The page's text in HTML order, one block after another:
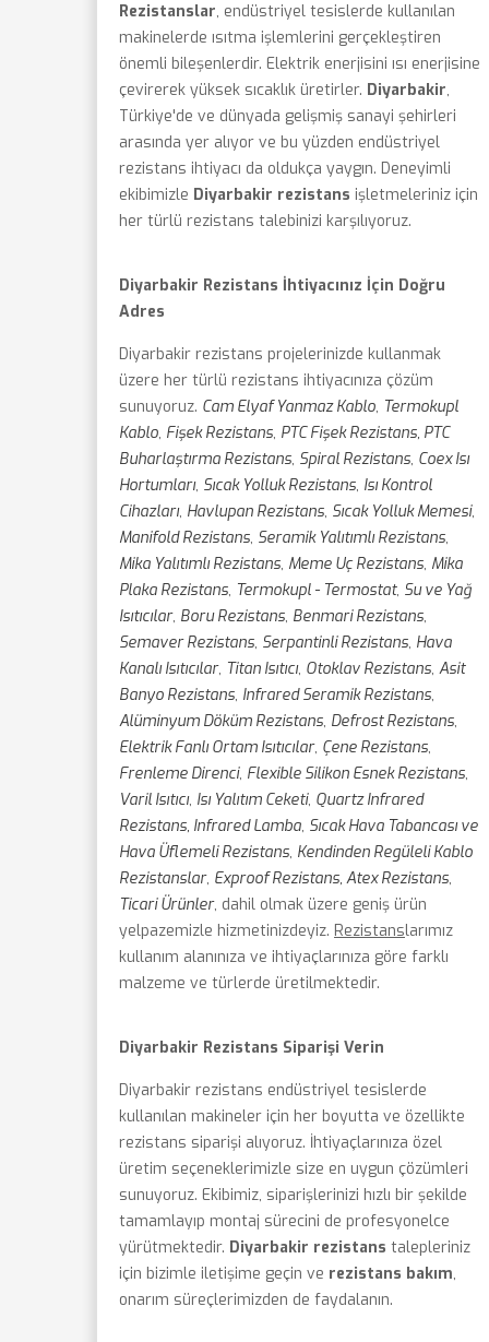
Rezistanslar, endüstriyel tesislerde kullanılan
makinelerde ısıtma işlemlerini gerçekleştiren
önemli bileşenlerdir. Elektrik enerjisini ısı enerjisine
çevirerek yüksek sıcaklık üretirler. Diyarbakir,
Türkiye'de ve dünyada gelişmiş sanayi şehirleri
arasında yer alıyor ve bu yüzden endüstriyel
rezistans ihtiyacı da oldukça yaygın. Deneyimli
ekibimizle Diyarbakir rezistans işletmeleriniz için
her türlü rezistans talebinizi karşılıyoruz.
Diyarbakir Rezistans İhtiyacınız İçin Doğru
Adres
Diyarbakir rezistans projelerinizde kullanmak
üzere her türlü rezistans ihtiyacınıza çözüm
sunuyoruz. Cam Elyaf Yanmaz Kablo, Termokupl
Kablo, Fişek Rezistans, PTC Fişek Rezistans, PTC
Buharlaştırma Rezistans, Spiral Rezistans, Coex Isı
Hortumları, Sıcak Yolluk Rezistans, Isı Kontrol
Cihazları, Havlupan Rezistans, Sıcak Yolluk Memesi,
Manifold Rezistans, Seramik Yalıtımlı Rezistans,
Mika Yalıtımlı Rezistans, Meme Uç Rezistans, Mika
Plaka Rezistans, Termokupl - Termostat, Su ve Yağ
Isıtıcılar, Boru Rezistans, Benmari Rezistans,
Semaver Rezistans, Serpantinli Rezistans, Hava
Kanalı Isıtıcılar, Titan Isıtıcı, Otoklav Rezistans, Asit
Banyo Rezistans, Infrared Seramik Rezistans,
Alüminyum Döküm Rezistans, Defrost Rezistans,
Elektrik Fanlı Ortam Isıtıcılar, Çene Rezistans,
Frenleme Direnci, Flexible Silikon Esnek Rezistans,
Varil Isıtıcı, Isı Yalıtım Ceketi, Quartz Infrared
Rezistans, Infrared Lamba, Sıcak Hava Tabancası ve
Hava Üflemeli Rezistans, Kendinden Regüleli Kablo
Rezistanslar, Exproof Rezistans, Atex Rezistans,
Ticari Ürünler, dahil olmak üzere geniş ürün
yelpazemizle hizmetinizdeyiz. Rezistanslarımız
kullanım alanınıza ve ihtiyaçlarınıza göre farklı
malzeme ve türlerde üretilmektedir.
Diyarbakir Rezistans Siparişi Verin
Diyarbakir rezistans endüstriyel tesislerde
kullanılan makineler için her boyutta ve özellikte
rezistans siparişi alıyoruz. İhtiyaçlarınıza özel
üretim seçeneklerimizle size en uygun çözümleri
sunuyoruz. Ekibimiz, siparişlerinizi hızlı bir şekilde
tamamlayıp montaj sürecini de profesyonelce
yürütmektedir. Diyarbakir rezistans talepleriniz
için bizimle iletişime geçin ve rezistans bakım,
onarım süreçlerimizden de faydalanın.